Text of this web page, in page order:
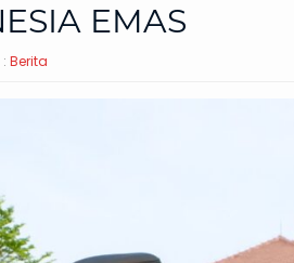
EMAS
Berita